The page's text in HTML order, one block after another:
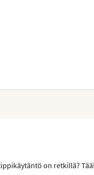
on retkillä?